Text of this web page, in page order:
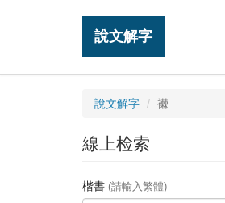
說文解字
說文解字 襋
線上检索
楷書 (請輸入繁體)